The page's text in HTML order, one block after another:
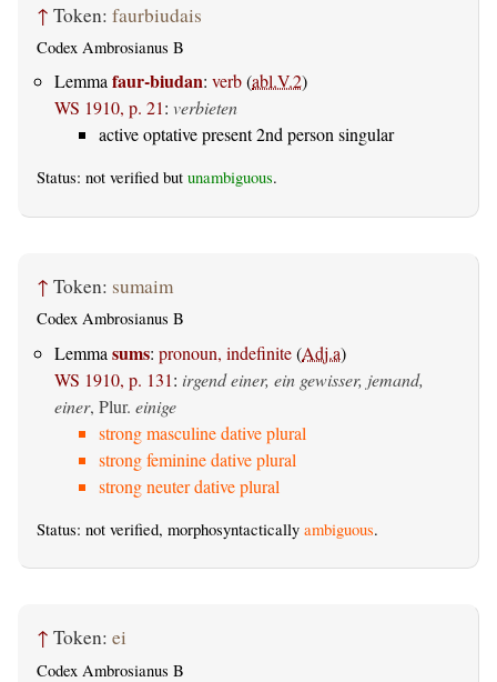
↑ Token: faurbiudais
Codex Ambrosianus B
Lemmafaur-biudan: verb(abl.V.2)
WS 1910, p. 21: verbieten
active optative present 2nd person singular
Status: not verified but unambiguous.
↑ Token: sumaim
Codex Ambrosianus B
Lemma sums: pronoun, indefinite(Adj.a)
WS 1910, p. 131: irgend einer, ein gewisser, jemand,
einer, Plur. einige
strong masculine dative plural
strong feminine dative plural
strong neuter dative plural
Status: not verified, morphosyntactically ambiguous.
↑ Token: ei
Codex Ambrosianus B